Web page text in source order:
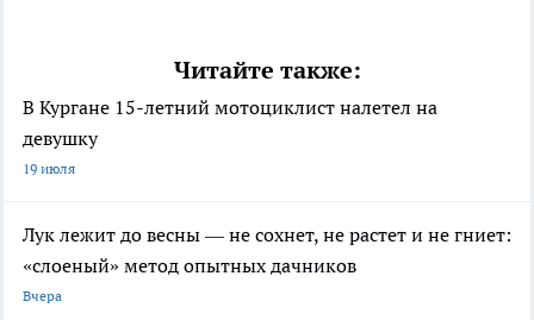
Читайте также:
В Кургане 15-летний мотоциклист налетел на
девушку
19 июля
Лук лежит до весны — не сохнет, не растет и не гниет:
«слоеный» метод опытных дачников
Вчера